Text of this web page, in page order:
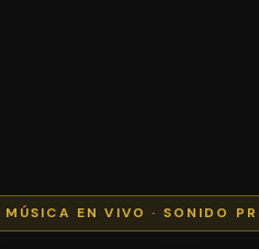
EN VIVO · SONIDO